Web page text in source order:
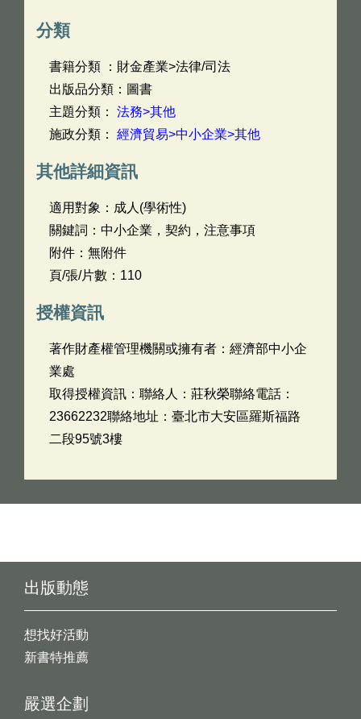
分類
書籍分類 ：財金產業>法律/司法
出版品分類：圖書
主題分類： 法務>其他
施政分類： 經濟貿易>中小企業>其他
其他詳細資訊
適用對象：成人(學術性)
關鍵詞：中小企業，契約，注意事項
附件：無附件
頁/張/片數：110
授權資訊
著作財產權管理機關或擁有者：經濟部中小企
業處
取得授權資訊：聯絡人：莊秋榮聯絡電話：
23662232聯絡地址：臺北市大安區羅斯福路
二段95號3樓
出版動態
想找好活動
新書特推薦
嚴選企劃